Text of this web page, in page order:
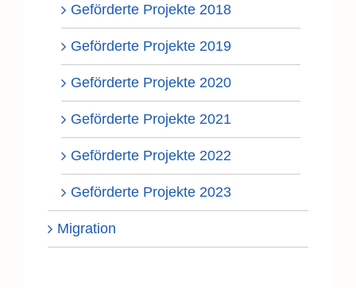
Geförderte Projekte 2018
Geförderte Projekte 2019
Geförderte Projekte 2020
Geförderte Projekte 2021
Geförderte Projekte 2022
Geförderte Projekte 2023
Migration